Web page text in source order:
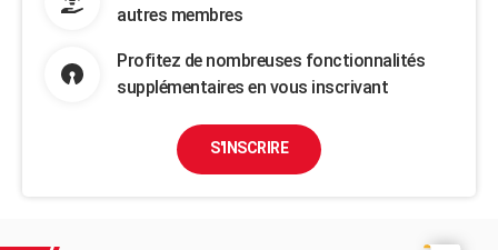
autres membres
Profitez de nombreuses fonctionnalités
supplémentaires en vous inscrivant
S'INSCRIRE